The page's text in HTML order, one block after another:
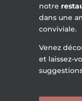
notre
dans une
conviviale.
Venez
et laissez-